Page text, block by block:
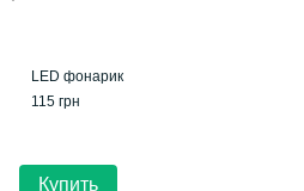
LED фонарик
115 грн
Купить